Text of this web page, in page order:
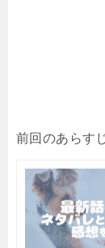
前回のあらす